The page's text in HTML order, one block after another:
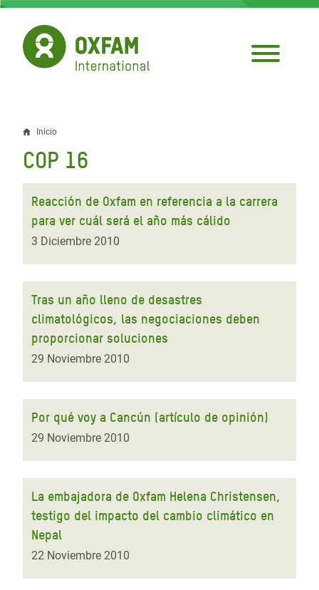
Pasar
contenido
principal
Sobrescribir
enlaces
de
ayuda
la
navegación
Inicio
COP 16
Reacción de Oxfam en referencia a la carrera
para ver cuál será el año más cálido
3 Diciembre 2010
Tras un año lleno de desastres
climatológicos, las negociaciones deben
proporcionar soluciones
29 Noviembre 2010
Por qué voy a Cancún (artículo de opinión)
29 Noviembre 2010
La embajadora de Oxfam Helena Christensen,
testigo del impacto del cambio climático en
Nepal
22 Noviembre 2010